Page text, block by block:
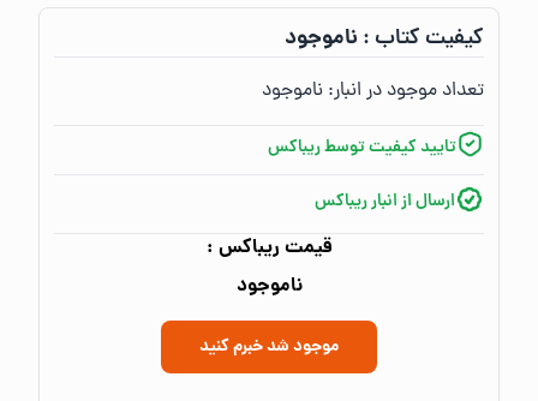
کیفیت کتاب :‌ ناموجود
تعداد موجود در انبار:‌ ناموجود
تایید کیفیت توسط ریباکس
ارسال از انبار ریباکس
قیمت ریباکس :
ناموجود
موجود شد خبرم کنید